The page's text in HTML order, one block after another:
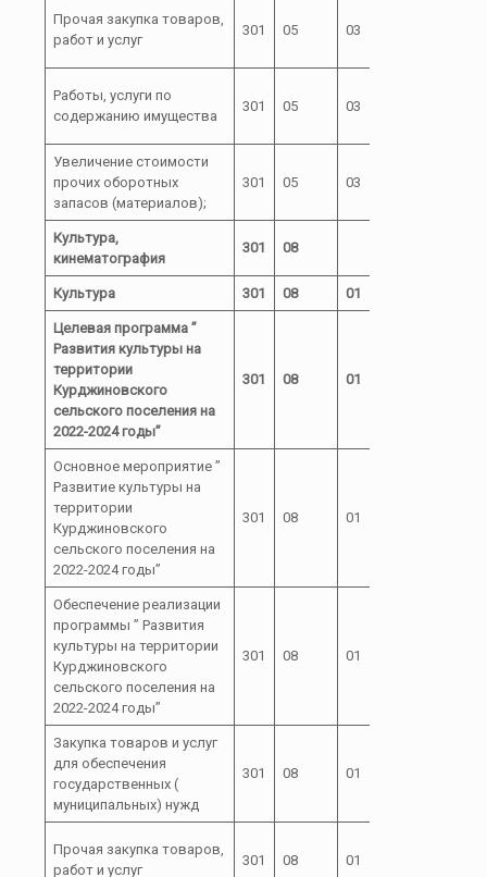
Прочая закупка товаров,
работ и услуг
301 05 03
Работы, услуги по
содержанию имущества
301 05 03
Увеличение стоимости
прочих оборотных
запасов (материалов);
301 05 03
Культура,
кинематография
301 08
Культура 301 08 01
Целевая программа ”
Развития культуры на
территории
Курджиновского
сельского поселения на
2022-2024 годы”
301 08 01
Основное мероприятие ”
Развитие культуры на
территории
Курджиновского
сельского поселения на
2022-2024 годы”
301 08 01
Обеспечение реализации
программы ” Развития
культуры на территории
Курджиновского
сельского поселения на
2022-2024 годы”
301 08 01
Закупка товаров и услуг
для обеспечения
государственных (
муниципальных) нужд
301 08 01
Прочая закупка товаров,
работ и услуг
301 08 01